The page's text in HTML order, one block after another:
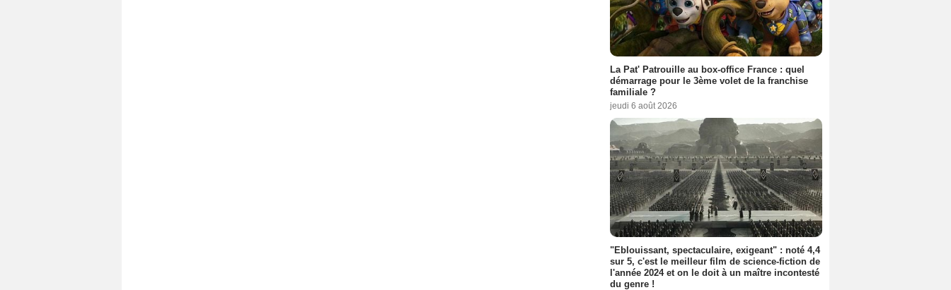
La Pat' Patrouille au box-office France : quel
démarrage pour le 3ème volet de la franchise
familiale ?
jeudi 6 août 2026
"Eblouissant, spectaculaire, exigeant" : noté 4,4
sur 5, c'est le meilleur film de science-fiction de
l'année 2024 et on le doit à un maître incontesté
du genre !